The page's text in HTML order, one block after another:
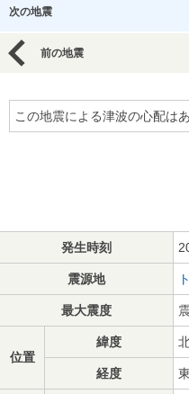
次の地震
前の地震
この地震による津波の心配は
発生時刻
震源地
最大震度
位置
緯度
経度